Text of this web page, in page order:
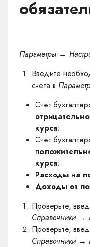
Параметры →
Введите
счета в
Счет
курса;
Счет
курса;
Расходы на
Доходы от
Проверьте,
Справочники →
Проверьте,
Справочники →